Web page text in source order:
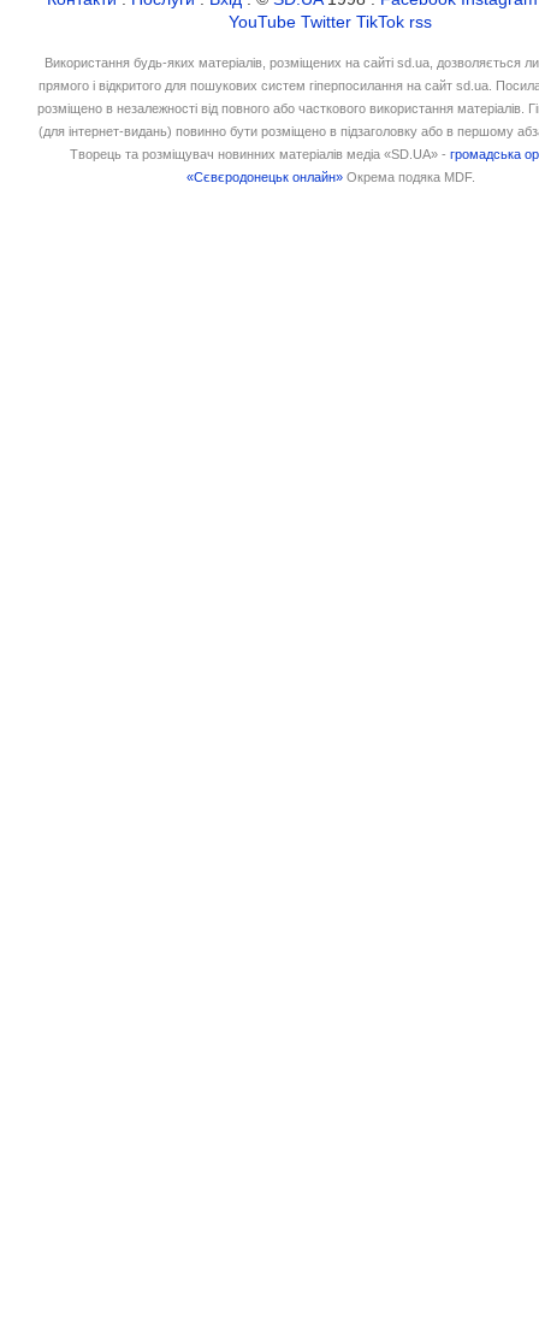
YouTube Twitter TikTok rss
Використання будь-яких матеріалів, розміщених на сайті sd.ua, дозволяється
прямого і відкритого для пошукових систем гіперпосилання на сайт sd.ua.
розміщено в незалежності від повного або часткового використання матеріалів.
(для інтернет-видань) повинно бути розміщено в підзаголовку або в першому
Творець та розміщувач новинних матеріалів медіа «SD.UA» -громадська
«Сєвєродонецьк онлайн» Окрема подяка MDF.